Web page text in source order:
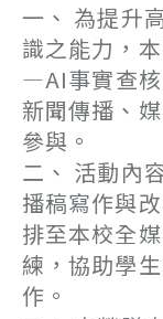
一、 為提升
識之能力，
—AI事實查核
新聞傳播、
參與。
二、 活動內
播稿寫作與
排至本校全
練，協助學
作。